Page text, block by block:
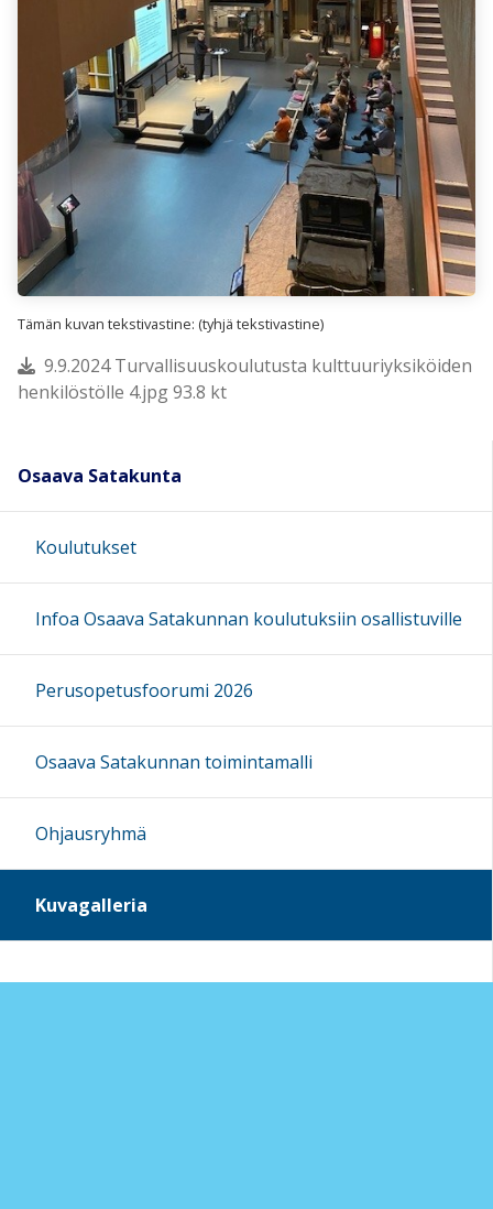
Tämän kuvan tekstivastine: (tyhjä tekstivastine)
9.9.2024 Turvallisuuskoulutusta kulttuuriyksiköiden
henkilöstölle 4.jpg 93.8 kt
Osaava Satakunta
Koulutukset
Infoa Osaava Satakunnan koulutuksiin osallistuville
Perusopetusfoorumi 2026
Osaava Satakunnan toimintamalli
Ohjausryhmä
Kuvagalleria